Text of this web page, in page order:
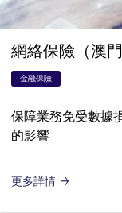
網絡保險（澳門
金融保險
保障業務免受數據
的影響
更多詳情